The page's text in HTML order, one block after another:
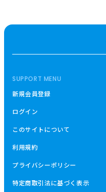
SUPPORT MENU
新規会員登録
ログイン
このサイトについて
利用規約
プライバシーポリシー
特定商取引法に基づく表示